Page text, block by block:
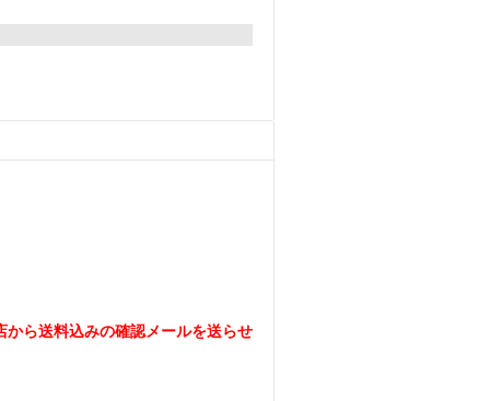
ら送料込みの確認メールを送らせ